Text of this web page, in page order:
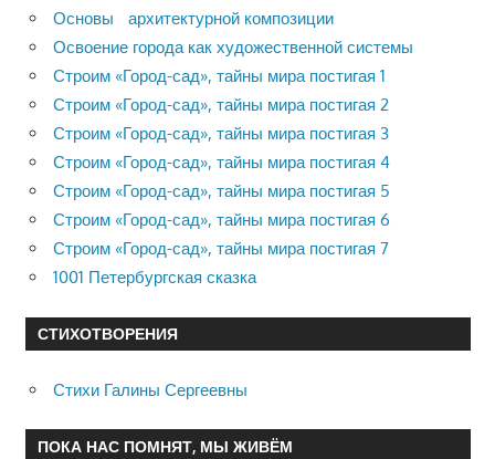
Основы архитектурной композиции
Освоение города как художественной системы
Строим «Город-сад», тайны мира постигая 1
Строим «Город-сад», тайны мира постигая 2
Строим «Город-сад», тайны мира постигая 3
Строим «Город-сад», тайны мира постигая 4
Строим «Город-сад», тайны мира постигая 5
Строим «Город-сад», тайны мира постигая 6
Строим «Город-сад», тайны мира постигая 7
1001 Петербургская сказка
СТИХОТВОРЕНИЯ
Стихи Галины Сергеевны
ПОКА НАС ПОМНЯТ, МЫ ЖИВЁМ